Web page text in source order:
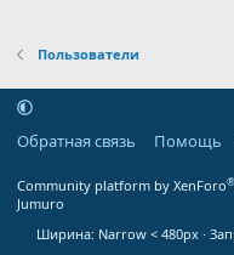
Пользователи
Обратная связь Помощь
Community platform by XenForo®
Jumuro
Ширина